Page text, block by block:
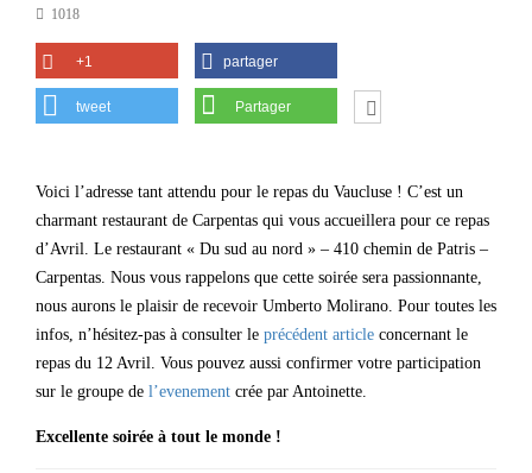
1018
+1 partager
tweet Partager
Voici l’adresse tant attendu pour le repas du Vaucluse ! C’est un
charmant restaurant de Carpentas qui vous accueillera pour ce repas
d’Avril. Le restaurant « Du sud au nord » – 410 chemin de Patris –
Carpentas. Nous vous rappelons que cette soirée sera passionnante,
nous aurons le plaisir de recevoir Umberto Molirano. Pour toutes les
infos, n’hésitez-pas à consulter le précédent article concernant le
repas du 12 Avril. Vous pouvez aussi confirmer votre participation
sur le groupe de l’evenement crée par Antoinette.
Excellente soirée à tout le monde !